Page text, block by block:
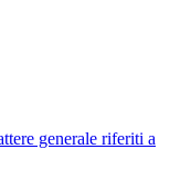
generale riferiti a